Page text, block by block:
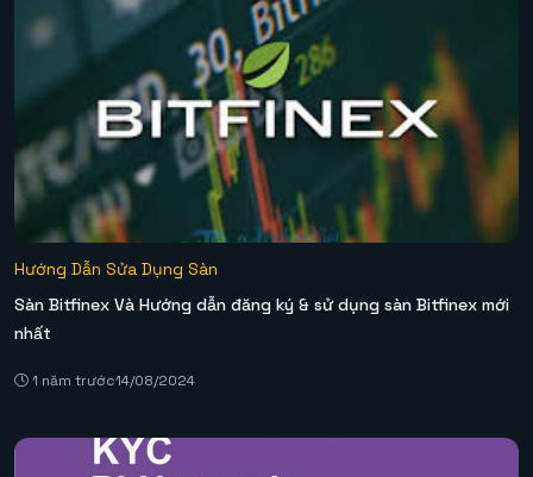
Hướng Dẫn Sửa Dụng Sàn
Sàn Bitfinex Và Hướng dẫn đăng ký & sử dụng sàn Bitfinex mới
nhất
1 năm trước14/08/2024